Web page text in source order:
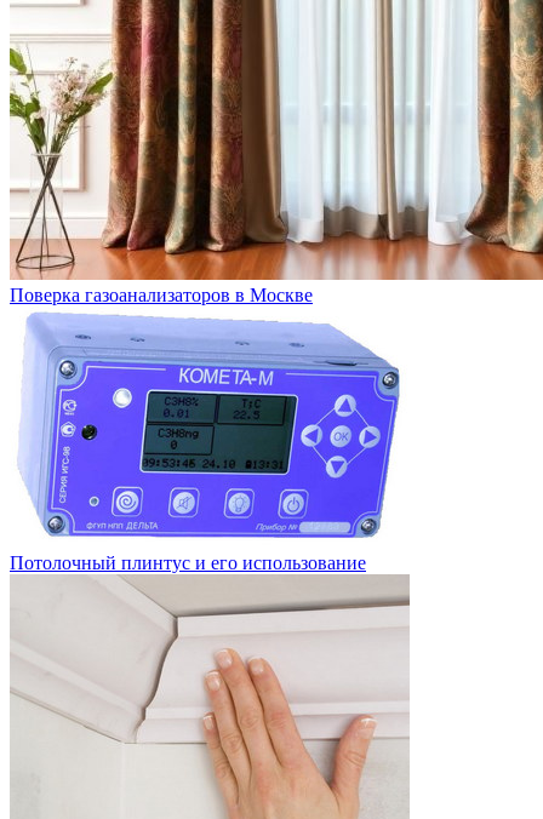
Поверка газоанализаторов в Москве
Потолочный плинтус и его использование